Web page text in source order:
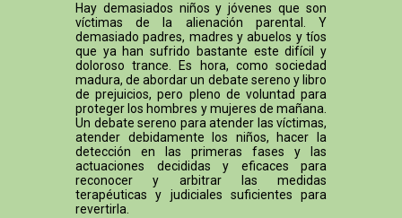
Hay demasiados niños y jóvenes que son
víctimas de la alienación parental. Y
demasiado padres, madres y abuelos y tíos
que ya han sufrido bastante este difícil y
doloroso trance. Es hora, como sociedad
madura, de abordar un debate sereno y libro
de prejuicios, pero pleno de voluntad para
proteger los hombres y mujeres de mañana.
Un debate sereno para atender las víctimas,
atender debidamente los niños, hacer la
detección en las primeras fases y las
actuaciones decididas y eficaces para
reconocer y arbitrar las medidas
terapéuticas y judiciales suficientes para
revertirla.